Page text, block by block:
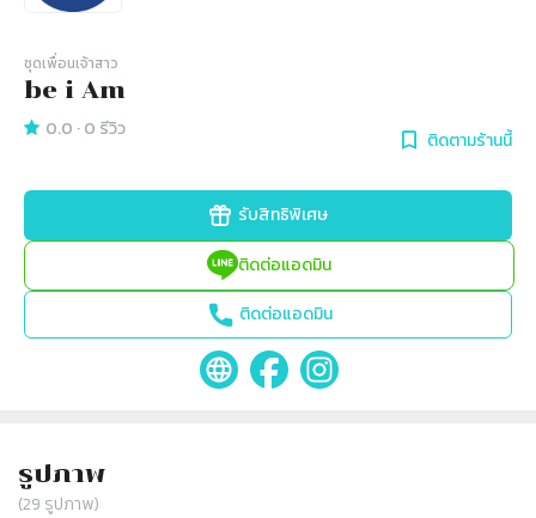
ชุดเพื่อนเจ้าสาว
be i Am
0.0 ·0 รีวิว ติดตามร้านนี้
รับสิทธิพิเศษ
ติดต่อแอดมิน
ติดต่อแอดมิน
รูปภาพ
(29 รูปภาพ)